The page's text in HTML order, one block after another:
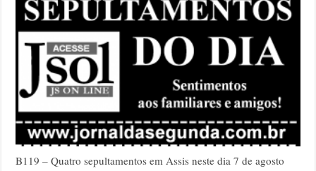
B119 – Quatro sepultamentos em Assis neste dia 7 de agosto